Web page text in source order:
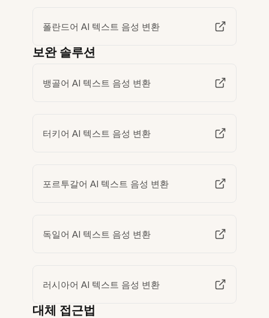
폴란드어 AI 텍스트 음성 변환
보완 솔루션
뱅골어 AI 텍스트 음성 변환
터키어 AI 텍스트 음성 변환
포르투갈어 AI 텍스트 음성 변환
독일어 AI 텍스트 음성 변환
러시아어 AI 텍스트 음성 변환
대체 접근법